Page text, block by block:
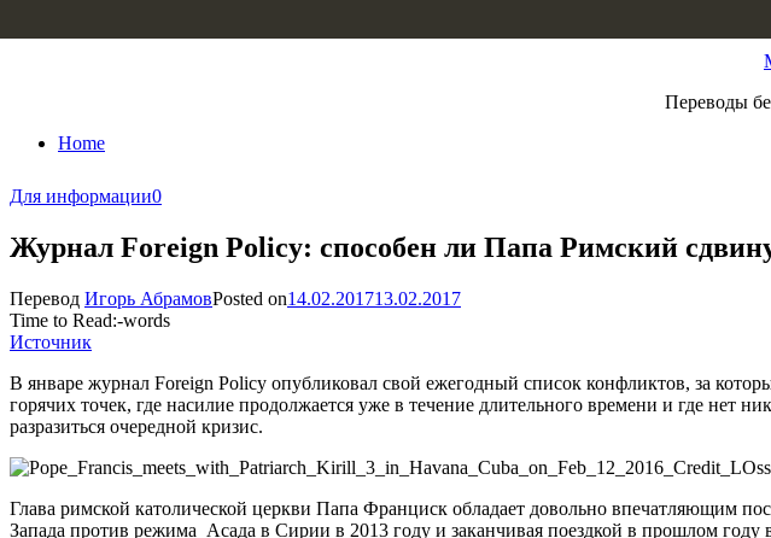
Переводы
Home
Для информации0
Журнал Foreign Policy: способен ли Папа Римский
Перевод Игорь АбрамовPosted on14.02.201713.02.2017
Time to Read:-words
Источник
В январе журнал Foreign Policy опубликовал свой ежегодный список конфликтов, за
горячих точек, где насилие продолжается уже в течение длительного времени и где нет
разразиться очередной кризис.
Глава римской католической церкви Папа Франциск обладает довольно впечатляющим
Запада против режима Асада в Сирии в 2013 году и заканчивая поездкой в прошлом